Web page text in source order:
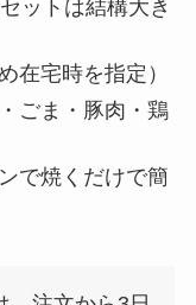
ットは結構大き
在宅時を指定）
ごま・豚肉・鶏
で焼くだけで簡